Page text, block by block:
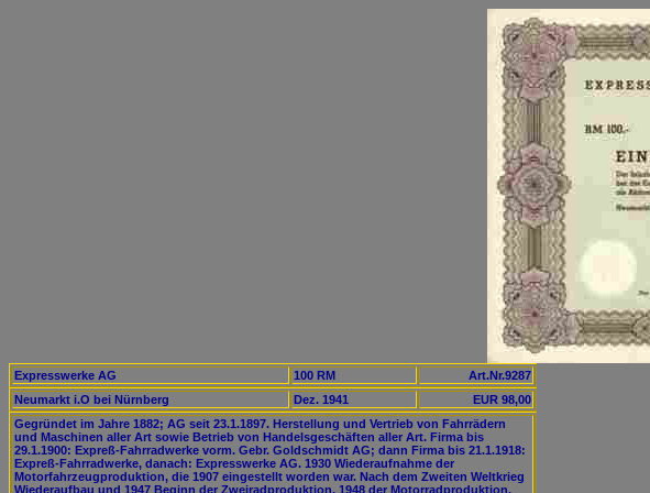
Expresswerke AG 100 RM
Art.Nr.9287
Neumarkt i.O bei Nürnberg
Dez. 1941
EUR 98,00
Gegründet im Jahre 1882; AG seit 23.1.1897. Herstellung und Vertrieb von Fahrrädern
und Maschinen aller Art sowie Betrieb von Handelsgeschäften aller Art. Firma bis
29.1.1900: Expreß-Fahrradwerke vorm. Gebr. Goldschmidt AG; dann Firma bis 21.1.1918:
Expreß-Fahrradwerke, danach: Expresswerke AG. 1930 Wiederaufnahme der
Motorfahrzeugproduktion, die 1907 eingestellt worden war. Nach dem Zweiten Weltkrieg
Wiederaufbau und 1947 Beginn der Zweiradproduktion, 1948 der Motorradproduktion.